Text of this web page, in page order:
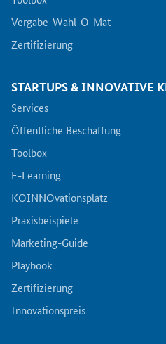
Vergabe-Wahl-O-Mat
Zertifizierung
STARTUPS & INNOVATIVE
Services
Öffentliche Beschaffung
Toolbox
E-Learning
KOINNOvationsplatz
Praxisbeispiele
Marketing-Guide
Playbook
Zertifizierung
Innovationspreis